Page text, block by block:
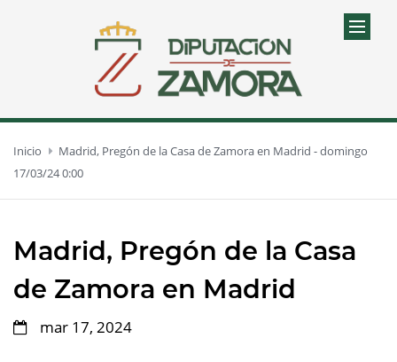
Inicio
Madrid, Pregón de la Casa de Zamora en Madrid - domingo
17/03/24 0:00
Madrid, Pregón de la Casa
de Zamora en Madrid
mar 17, 2024